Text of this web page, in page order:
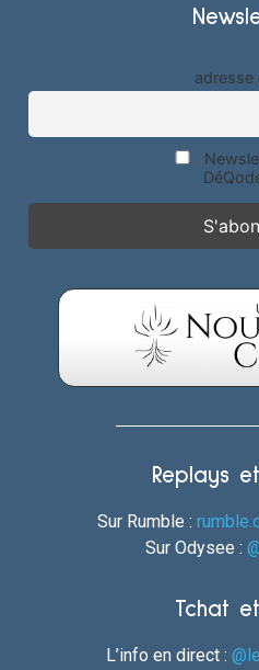
adresse
Replays
Sur Rumble :
Sur Odysee :
Tchat
L’info en direct :